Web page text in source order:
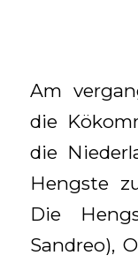
Am
die
die
Hengste
Die
Sandreo),